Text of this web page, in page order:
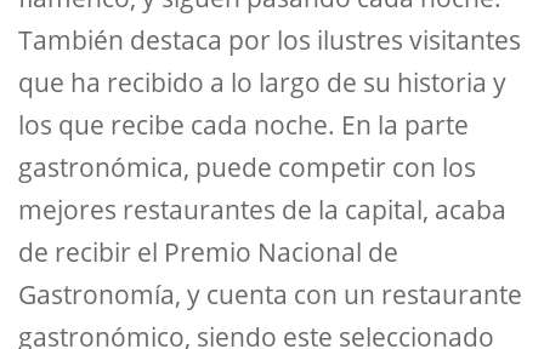
También destaca por los ilustres visitantes
que ha recibido a lo largo de su historia y
los que recibe cada noche. En la parte
gastronómica, puede competir con los
mejores restaurantes de la capital, acaba
de recibir el Premio Nacional de
Gastronomía, y cuenta con un restaurante
gastronómico, siendo este seleccionado